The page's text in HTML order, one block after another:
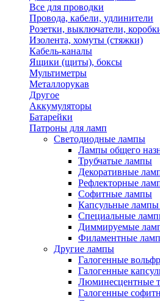
Все для проводки
Провода, кабели, удлинители
Розетки, выключатели,
Изолента, хомуты (стяжки)
Кабель-каналы
Ящики (щиты), боксы
Мультиметры
Металлорукав
Другое
Аккумуляторы
Батарейки
Патроны для ламп
Светодиодные лампы
Лампы общего
Трубчатые лампы
Декоративные
Рефлекторные
Софитные лампы
Капсульные лампы
Специальные
Диммируемые
Филаментные
Другие лампы
Галогенные
Галогенные
Люминесцентные
Галогенные